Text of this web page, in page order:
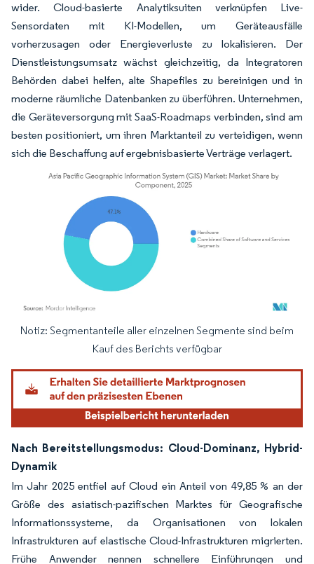
wider. Cloud-basierte Analytiksuiten verknüpfen Live-
Sensordaten mit KI-Modellen, um Geräteausfälle
vorherzusagen oder Energieverluste zu lokalisieren. Der
Dienstleistungsumsatz wächst gleichzeitig, da Integratoren
Behörden dabei helfen, alte Shapefiles zu bereinigen und in
moderne räumliche Datenbanken zu überführen. Unternehmen,
die Geräteversorgung mit SaaS-Roadmaps verbinden, sind am
besten positioniert, um ihren Marktanteil zu verteidigen, wenn
sich die Beschaffung auf ergebnisbasierte Verträge verlagert.
Bild © Mordor Intelligence. Wiederverwendung erfordert Namensnennung
Notiz: Segmentanteile aller einzelnen Segmente sind beim
Kauf des Berichts verfügbar
Nach Bereitstellungsmodus: Cloud-Dominanz, Hybrid-
Dynamik
Im Jahr 2025 entfiel auf Cloud ein Anteil von 49,85 % an der
Größe des asiatisch-pazifischen Marktes für Geografische
Informationssysteme, da Organisationen von lokalen
Infrastrukturen auf elastische Cloud-Infrastrukturen migrierten.
Frühe Anwender nennen schnellere Einführungen und